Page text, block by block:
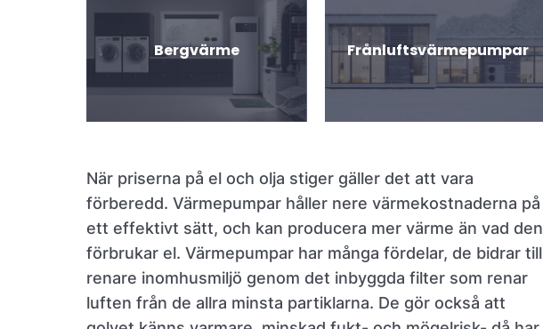
Bergvärme Frånluftsvärmepumpar
När priserna på el och olja stiger gäller det att vara
förberedd. Värmepumpar håller nere värmekostnaderna på
ett effektivt sätt, och kan producera mer värme än vad den
förbrukar el. Värmepumpar har många fördelar, de bidrar till
renare inomhusmiljö genom det inbyggda filter som renar
luften från de allra minsta partiklarna. De gör också att